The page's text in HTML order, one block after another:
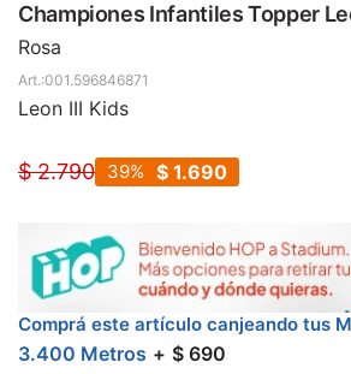
Championes Infantiles Topper
Rosa
001.596846871
Leon III Kids
$ 2.790 $ 1.690
39
Comprá este artículo canjeando tus
3.400 Metros $ 690